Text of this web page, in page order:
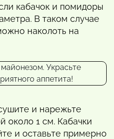
кабачок и помидоры
В таком случае
наколоть на
и нарежьте
около 1 см. Кабачки
и оставьте примерно